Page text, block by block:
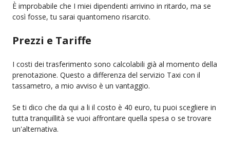
È improbabile che I miei dipendenti arrivino in ritardo, ma se
così fosse, tu sarai quantomeno risarcito.
Prezzi e Tariffe
I costi dei trasferimento sono calcolabili già al momento della
prenotazione. Questo a differenza del servizio Taxi con il
tassametro, a mio avviso è un vantaggio.
Se ti dico che da qui a li il costo è 40 euro, tu puoi scegliere in
tutta tranquillità se vuoi affrontare quella spesa o se trovare
un'alternativa.